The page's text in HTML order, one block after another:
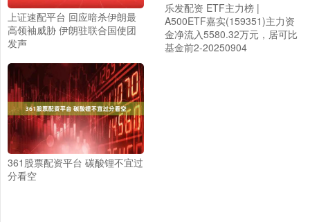
上证速配平台 回应暗杀伊朗最
高领袖威胁 伊朗驻联合国使团
发声
乐发配资 ETF主力榜 |
A500ETF嘉实(159351)主力资
金净流入5580.32万元，居可比
基金前2-20250904
361股票配资平台 碳酸锂不宜过
分看空